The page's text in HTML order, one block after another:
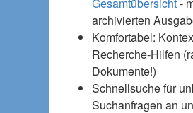
archivierten
Komfortabel:
Recherche-Hilfen
Dokumente!)
Schnellsuche für
Suchanfragen an